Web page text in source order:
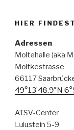
HIER
Adressen
Moltehalle (aka
Moltkestrasse
66117
49°13’48.9″N
ATSV-Center
Lulustein 5-9